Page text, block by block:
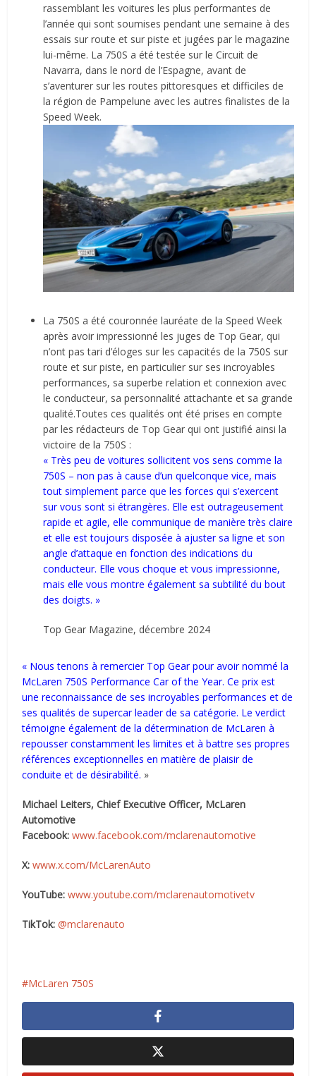
rassemblant les voitures les plus performantes de
l’année qui sont soumises pendant une semaine à des
essais sur route et sur piste et jugées par le magazine
lui-même. La 750S a été testée sur le Circuit de
Navarra, dans le nord de l’Espagne, avant de
s’aventurer sur les routes pittoresques et difficiles de
la région de Pampelune avec les autres finalistes de la
Speed Week.
La 750S a été couronnée lauréate de la Speed Week
après avoir impressionné les juges de Top Gear, qui
n’ont pas tari d’éloges sur les capacités de la 750S sur
route et sur piste, en particulier sur ses incroyables
performances, sa superbe relation et connexion avec
le conducteur, sa personnalité attachante et sa grande
qualité.Toutes ces qualités ont été prises en compte
par les rédacteurs de Top Gear qui ont justifié ainsi la
victoire de la 750S :
« Très peu de voitures sollicitent vos sens comme la
750S – non pas à cause d’un quelconque vice, mais
tout simplement parce que les forces qui s’exercent
sur vous sont si étrangères. Elle est outrageusement
rapide et agile, elle communique de manière très claire
et elle est toujours disposée à ajuster sa ligne et son
angle d’attaque en fonction des indications du
conducteur. Elle vous choque et vous impressionne,
mais elle vous montre également sa subtilité du bout
des doigts. »
Top Gear Magazine, décembre 2024
« Nous tenons à remercier Top Gear pour avoir nommé la
McLaren 750S Performance Car of the Year. Ce prix est
une reconnaissance de ses incroyables performances et de
ses qualités de supercar leader de sa catégorie. Le verdict
témoigne également de la détermination de McLaren à
repousser constamment les limites et à battre ses propres
références exceptionnelles en matière de plaisir de
conduite et de désirabilité. »
Michael Leiters, Chief Executive Officer, McLaren
Automotive
Facebook:www.facebook.com/mclarenautomotive
X:www.x.com/McLarenAuto
YouTube:www.youtube.com/mclarenautomotivetv
TikTok:@mclarenauto
McLaren 750S